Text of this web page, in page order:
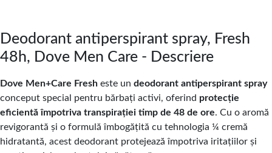
Deodorant antiperspirant spray, Fresh
48h, Dove Men Care - Descriere
Dove Men+Care Fresh este un deodorant antiperspirant spray
conceput special pentru bărbați activi, oferind protecție
eficientă împotriva transpirației timp de 48 de ore. Cu o aromă
revigorantă și o formulă îmbogățită cu tehnologia ¼ cremă
hidratantă, acest deodorant protejează împotriva iritațiilor și